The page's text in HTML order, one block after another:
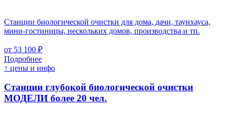
Станции биологической очистки для дома, дачи, таунхауса,
мини-гостиницы, нескольких домов, производства и тп.
от 53 100 ₽
Подробнее
↑ цены и инфо
Станции глубокой биологической очистки
МОДЕЛИ более 20 чел.